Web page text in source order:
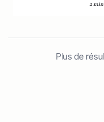
2
Plus de